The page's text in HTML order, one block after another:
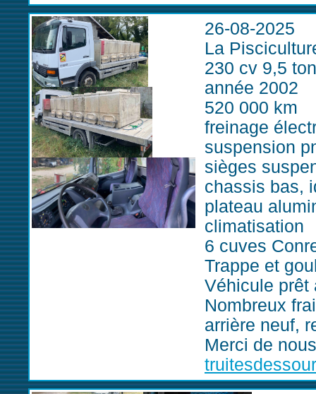
26-08-2025
La
230 cv 9,5
année 2002
520 000 km
freinage
suspension
sièges
chassis bas,
plateau
climatisation
6 cuves
Trappe et
Véhicule prêt
Nombreux
arrière neuf,
Merci de